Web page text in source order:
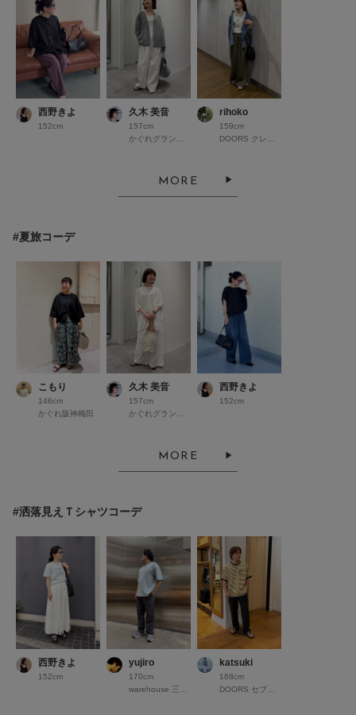
西野きよ
152cm
久木 美音
157cm
rihoko
159cm
MORE
#夏旅コーデ
こもり
146cm
かぐれ阪神梅田
久木 美音
157cm
かぐれグランフロント大阪
西野きよ
152cm
MORE
#洒落見えＴシャツコーデ
西野きよ
152cm
yujiro
170cm
katsuki
168cm